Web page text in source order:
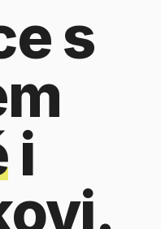
s
i